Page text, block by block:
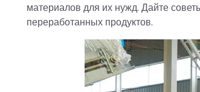
материалов для их нужд. Дайте
переработанных продуктов.